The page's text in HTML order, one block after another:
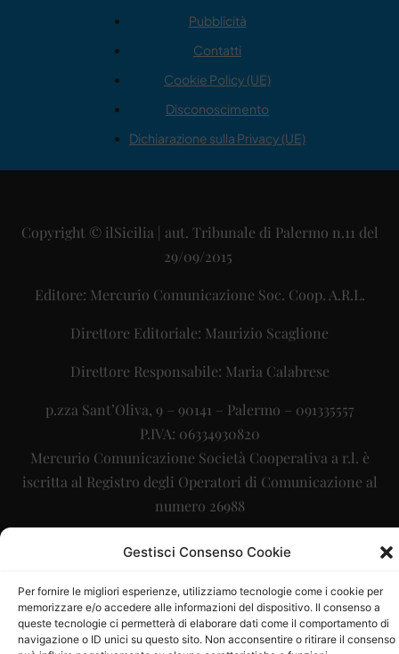
Gestisci Consenso Cookie
Per fornire le migliori esperienze, utilizziamo tecnologie come i cookie per
memorizzare e/o accedere alle informazioni del dispositivo. Il consenso a
queste tecnologie ci permetterà di elaborare dati come il comportamento di
navigazione o ID unici su questo sito. Non acconsentire o ritirare il consenso
Pubblicità
Contatti
Cookie Policy (UE)
Disconoscimento
Dichiarazione sulla Privacy (UE)
Copyright © ilSicilia | aut. Tribunale di Palermo n.11 del
29/09/2015
Editore: Mercurio Comunicazione Soc. Coop. A.R.L.
Direttore Editoriale: Maurizio Scaglione
Direttore Responsabile: Maria Calabrese
p.zza Sant’Oliva, 9 – 90141 – Palermo – 091335557
P.IVA: 06334930820
Mercurio Comunicazione Società Cooperativa a r.l. è
iscritta al Registro degli Operatori di Comunicazione al
numero 26988
Sito gestito da La Digitale srl info@ladigitale.it